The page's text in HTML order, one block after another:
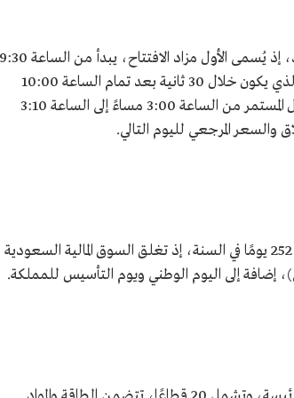
تُحدّد أسعار الافتتاح والإغلاق في السوق المالية السعودية بآلية المزاد، إذ يُسمى الأول مزاد الافتتاح، يبدأ من الساعة 9:30
صباحًا إلى الساعة 10:00 صباحًا، وهي فترة تسبق افتتاح السوق الذي يكون خلال 30 ثانية بعد تمام الساعة 10:00
صباحًا بشكل متغير يوميًّا، بينما يبدأ مزاد الإغلاق بعد فترة التداول المستمر من الساعة 3:00 مساءً إلى الساعة 3:10
يصل متوسط عدد أيام التداول في السوق المالية السعودية إلى نحو 252 يومًا في السنة، إذ تغلق السوق المالية السعودية
إضافة إلى اليوم الوطني ويوم التأسيس للمملكة.